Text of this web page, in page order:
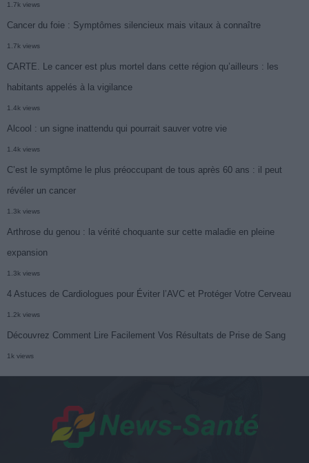
1.7k views
Cancer du foie : Symptômes silencieux mais vitaux à connaître
1.7k views
CARTE. Le cancer est plus mortel dans cette région qu’ailleurs : les
habitants appelés à la vigilance
1.4k views
Alcool : un signe inattendu qui pourrait sauver votre vie
1.4k views
C’est le symptôme le plus préoccupant de tous après 60 ans : il peut
révéler un cancer
1.3k views
Arthrose du genou : la vérité choquante sur cette maladie en pleine
expansion
1.3k views
4 Astuces de Cardiologues pour Éviter l’AVC et Protéger Votre Cerveau
1.2k views
Découvrez Comment Lire Facilement Vos Résultats de Prise de Sang
1k views